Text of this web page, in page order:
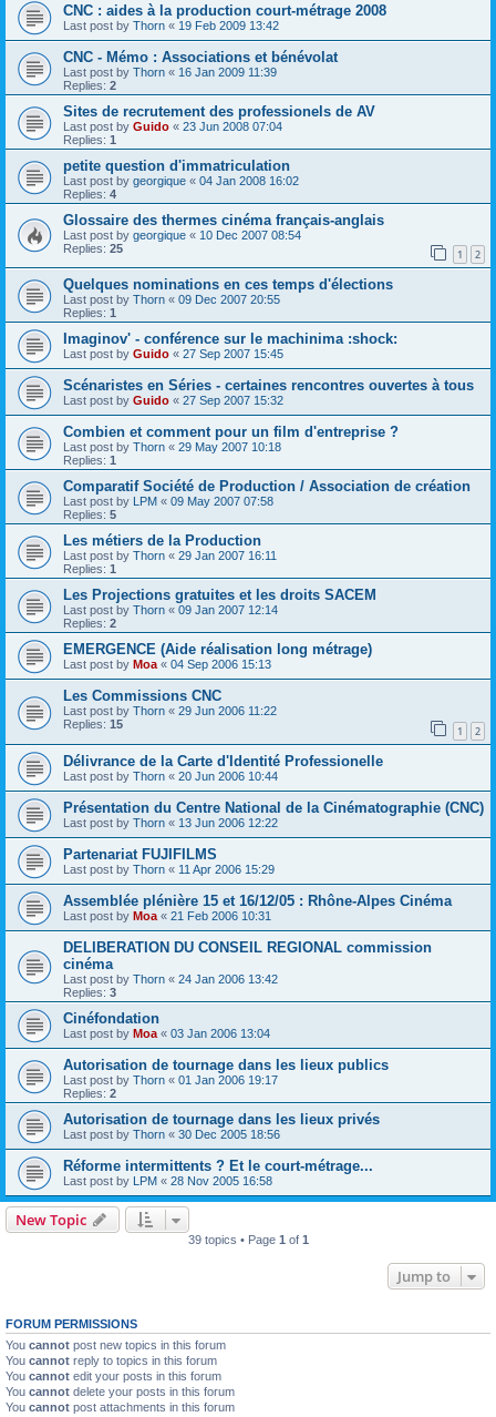
CNC : aides à la production court-métrage 2008
Last post by Thorn « 19 Feb 2009 13:42
CNC - Mémo : Associations et bénévolat
Last post by Thorn « 16 Jan 2009 11:39
Replies: 2
Sites de recrutement des professionels de AV
Last post by Guido « 23 Jun 2008 07:04
Replies: 1
petite question d'immatriculation
Last post by georgique « 04 Jan 2008 16:02
Replies: 4
Glossaire des thermes cinéma français-anglais
Last post by georgique « 10 Dec 2007 08:54
Replies: 25 1 2
Quelques nominations en ces temps d'élections
Last post by Thorn « 09 Dec 2007 20:55
Replies: 1
Imaginov' - conférence sur le machinima :shock:
Last post by Guido « 27 Sep 2007 15:45
Scénaristes en Séries - certaines rencontres ouvertes à tous
Last post by Guido « 27 Sep 2007 15:32
Combien et comment pour un film d'entreprise ?
Last post by Thorn « 29 May 2007 10:18
Replies: 1
Comparatif Société de Production / Association de création
Last post by LPM « 09 May 2007 07:58
Replies: 5
Les métiers de la Production
Last post by Thorn « 29 Jan 2007 16:11
Replies: 1
Les Projections gratuites et les droits SACEM
Last post by Thorn « 09 Jan 2007 12:14
Replies: 2
EMERGENCE (Aide réalisation long métrage)
Last post by Moa « 04 Sep 2006 15:13
Les Commissions CNC
Last post by Thorn « 29 Jun 2006 11:22
Replies: 15 1 2
Délivrance de la Carte d'Identité Professionelle
Last post by Thorn « 20 Jun 2006 10:44
Présentation du Centre National de la Cinématographie (CNC)
Last post by Thorn « 13 Jun 2006 12:22
Partenariat FUJIFILMS
Last post by Thorn « 11 Apr 2006 15:29
Assemblée plénière 15 et 16/12/05 : Rhône-Alpes Cinéma
Last post by Moa « 21 Feb 2006 10:31
DELIBERATION DU CONSEIL REGIONAL commission
cinéma
Last post by Thorn « 24 Jan 2006 13:42
Replies: 3
Cinéfondation
Last post by Moa « 03 Jan 2006 13:04
Autorisation de tournage dans les lieux publics
Last post by Thorn « 01 Jan 2006 19:17
Replies: 2
Autorisation de tournage dans les lieux privés
Last post by Thorn « 30 Dec 2005 18:56
Réforme intermittents ? Et le court-métrage...
Last post by LPM « 28 Nov 2005 16:58
New Topic
39 topics • Page 1 of 1
Jump to
FORUM PERMISSIONS
You cannot post new topics in this forum
You cannot reply to topics in this forum
You cannot edit your posts in this forum
You cannot delete your posts in this forum
You cannot post attachments in this forum